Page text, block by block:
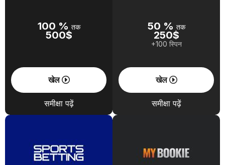
100 % तक
500$
खेल
समीक्षा पढ़ें
50 % तक
250$
+100 स्पिन
खेल
समीक्षा पढ़ें